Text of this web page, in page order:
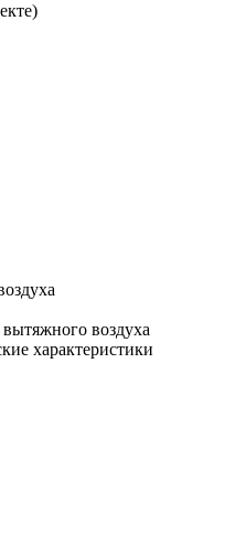
воздуха
характеристики